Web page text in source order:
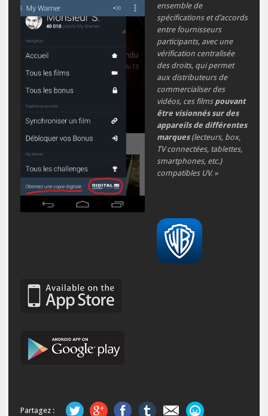
ensemble de
spécifications et d’accords
entre fournisseurs
participants, avec une
vérification centralisée
des droits, qui permet
aux distributeurs de
commercialiser des
vidéos, ces films pouvant
être visionnés sur des
appareils de différentes
marques(lecteurs, box,
TV connectées, tablettes,
smartphones, etc.)
compatibles UV. »
Partagez :